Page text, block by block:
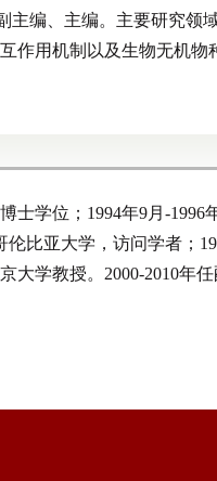
主编、主编。主要研究领
作用机制以及生物无机物
士学位；1994年9月-1996
比亚大学，访问学者；
大学教授。2000-2010年